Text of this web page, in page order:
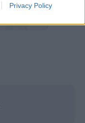
Privacy Policy